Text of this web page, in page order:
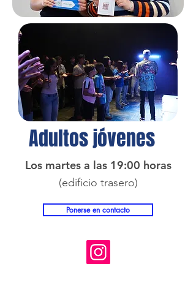
Adultos jóvenes
Los martes a las 19:00 horas
(edificio trasero)
Ponerse en contacto